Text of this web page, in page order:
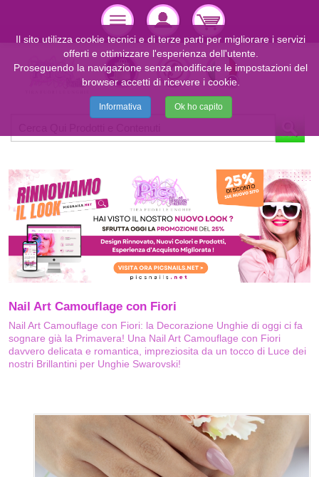
Nail Art Camouflage con Fiori
Nail Art Camouflage con Fiori: la Decorazione Unghie di oggi ci fa
sognare già la Primavera! Una Nail Art Camouflage con Fiori
davvero delicata e romantica, impreziosita da un tocco di Luce dei
nostri Brillantini per Unghie Swarovski!
Il sito utilizza cookie tecnici e di terze parti per migliorare i servizi
offerti e ottimizzare l'esperienza dell'utente.
Proseguendo la navigazione senza modificare le impostazioni del
browser accetti di ricevere i cookie.
Informativa Ok ho capito